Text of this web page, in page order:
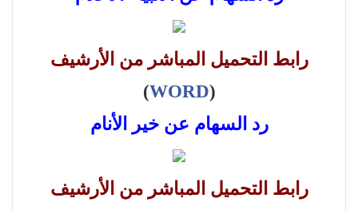
رابط التحميل المباشر من الأرشيف
(
WORD
)
رد السهام عن خير الأنام
رابط التحميل المباشر من الأرشيف